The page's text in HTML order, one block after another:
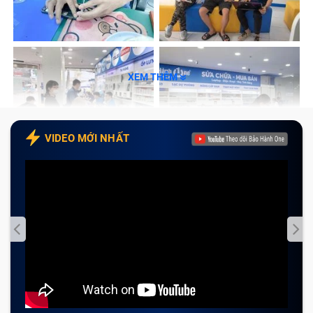
Bước 5: Bàn giao thiết bị và thanh toán
Tổng kết
Nova 2i tại Bảo Hành One?
XEM THÊM
VIDEO MỚI NHẤT